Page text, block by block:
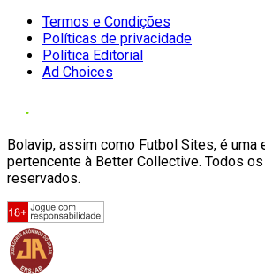
Termos e Condições
Políticas de privacidade
Política Editorial
Ad Choices
Bolavip, assim como Futbol Sites, é uma
pertencente à Better Collective. Todos
reservados.